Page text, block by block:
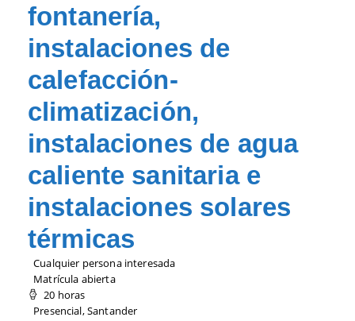
fontanería,
instalaciones de
calefacción-
climatización,
instalaciones de agua
caliente sanitaria e
instalaciones solares
térmicas
Cualquier persona interesada
Matrícula abierta
20 horas
Presencial, Santander